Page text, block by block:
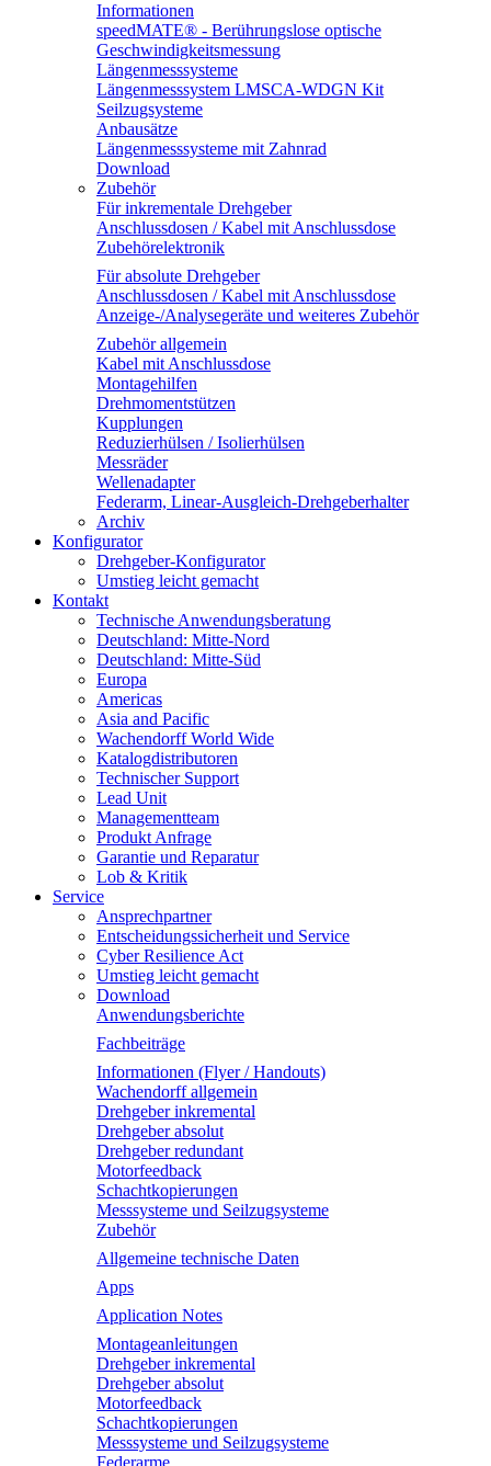
Informationen
speedMATE® - Berührungslose optische
Geschwindigkeitsmessung
Längenmesssysteme
Längenmesssystem LMSCA-WDGN Kit
Seilzugsysteme
Anbausätze
Längenmesssysteme mit Zahnrad
Download
Zubehör
Für inkrementale Drehgeber
Anschlussdosen / Kabel mit Anschlussdose
Zubehörelektronik
Für absolute Drehgeber
Anschlussdosen / Kabel mit Anschlussdose
Anzeige-/Analysegeräte und weiteres Zubehör
Zubehör allgemein
Kabel mit Anschlussdose
Montagehilfen
Drehmomentstützen
Kupplungen
Reduzierhülsen / Isolierhülsen
Messräder
Wellenadapter
Federarm, Linear-Ausgleich-Drehgeberhalter
Archiv
Konfigurator
Drehgeber-Konfigurator
Umstieg leicht gemacht
Kontakt
Technische Anwendungsberatung
Deutschland: Mitte-Nord
Deutschland: Mitte-Süd
Europa
Americas
Asia and Pacific
Wachendorff World Wide
Katalogdistributoren
Technischer Support
Lead Unit
Managementteam
Produkt Anfrage
Garantie und Reparatur
Lob & Kritik
Service
Ansprechpartner
Entscheidungssicherheit und Service
Cyber Resilience Act
Umstieg leicht gemacht
Download
Anwendungsberichte
Fachbeiträge
Informationen (Flyer / Handouts)
Wachendorff allgemein
Drehgeber inkremental
Drehgeber absolut
Drehgeber redundant
Motorfeedback
Schachtkopierungen
Messsysteme und Seilzugsysteme
Zubehör
Allgemeine technische Daten
Apps
Application Notes
Montageanleitungen
Drehgeber inkremental
Drehgeber absolut
Motorfeedback
Schachtkopierungen
Messsysteme und Seilzugsysteme
Federarme